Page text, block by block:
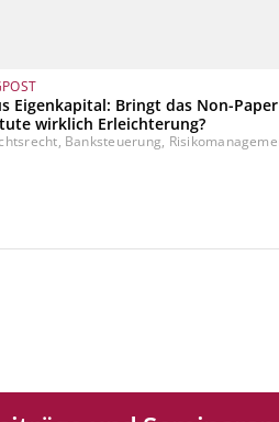
Eigenkapital: Bringt das Non-
wirklich Erleichterung?
Banksteuerung,